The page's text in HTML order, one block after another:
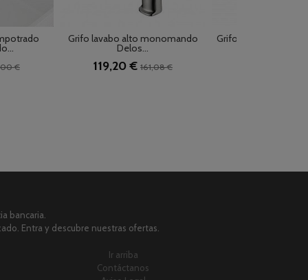
€
Grifo lavabo alto monomando
Delos...
119,20 € 161,08 €
Grifo alto lavabo
bancaria.
Entra y descubre nuestras ofertas.
Ir arriba
Contáctanos